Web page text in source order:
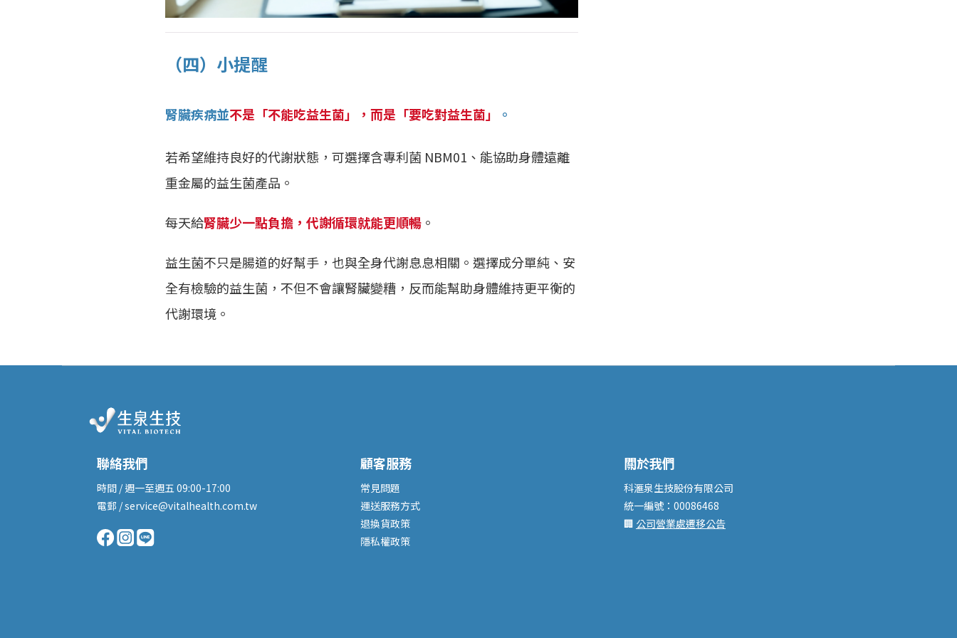
（四）小提醒
腎臟疾病並不是「不能吃益生菌」，而是「要吃對益生菌」 。
若希望維持良好的代謝狀態，可選擇含專利菌 NBM01、能協助身體遠離
重金屬的益生菌產品。
每天給腎臟少一點負擔，代謝循環就能更順暢 。
益生菌不只是腸道的好幫手，也與全身代謝息息相關。選擇成分單純、安
全有檢驗的益生菌，不但不會讓腎臟變糟，反而能幫助身體維持更平衡的
代謝環境。
聯絡我們
時間 / 週一至週五 09:00-17:00
電郵 / service@vitalhealth.com.tw
顧客服務
常見問題
運送服務方式
退換貨政策
隱私權政策
關於我們
科滙泉生技股份有限公司
統一編號：00086468
🏢 公司營業處遷移公告